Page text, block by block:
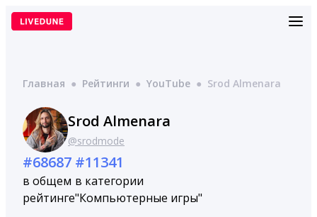
Перейти
Главная ● Рейтинги ● YouTube ● Srod Almenara
Srod Almenara
@srodmode
#68687
в общем
рейтинге
#11341
в категории
"Компьютерные игры"